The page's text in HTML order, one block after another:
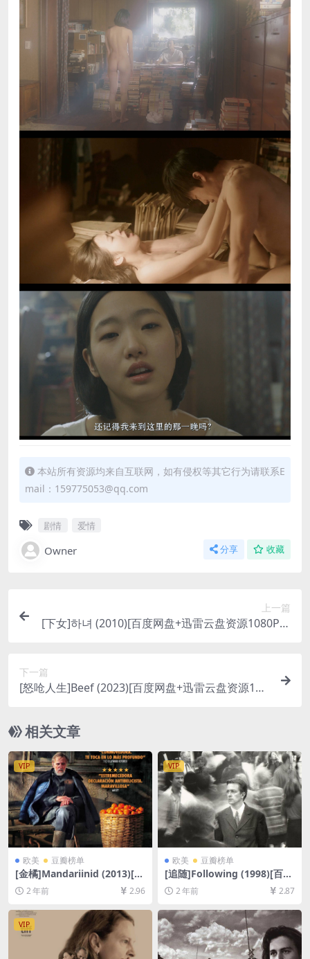
本站所有资源均来自互联网，如有侵权等其它行为请联系E
mail：159775053@qq.com
剧情 爱情
Owner 分享 收藏
上一篇
[下女]하녀 (2010)[百度网盘+迅雷云盘资源1080P超
下一篇
[怒呛人生]Beef (2023)[百度网盘+迅雷云盘资源108
相关文章
VIP
欧美 豆瓣榜单
[金橘]Mandariinid (2013)[百
度网盘+夸克网盘1080P超清
未删减资源][网盘在线播放/下
载][MP4/6.4GB][中英字幕]
2 年前 2.96
VIP
欧美 豆瓣榜单
[追随]Following (1998)[百度
网盘+夸克网盘1080P超清未
删减资源][网盘在线播放/下
载][MP4/4.7GB][中英字幕]
2 年前 2.87
VIP